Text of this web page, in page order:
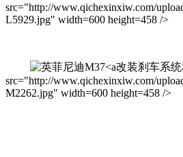
src="http://www.qichexinxiw.com/
L5929.jpg" width=600 height=458 />
改装刹车系
src="http://www.qichexinxiw.com/
M2262.jpg" width=600 height=458 />